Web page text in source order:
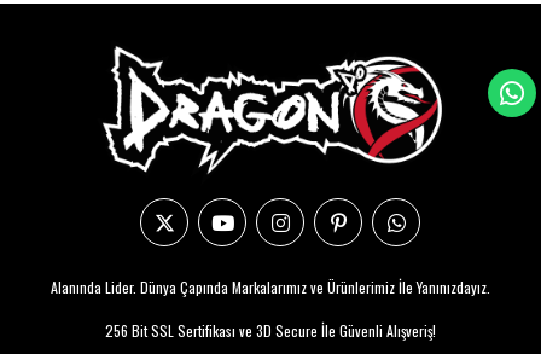
Alanında Lider. Dünya Çapında Markalarımız ve Ürünlerimiz İle Yanınızdayız.
256 Bit SSL Sertifikası ve 3D Secure İle Güvenli Alışveriş!